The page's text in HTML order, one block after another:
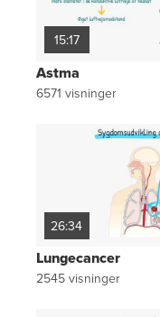
15:17
Astma
6571 visninger
26:34
Lungecancer
2545 visninger